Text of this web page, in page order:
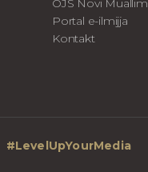
OJS Novi Muallim
Portal e-ilmijja
Kontakt
#LevelUpYourMedia